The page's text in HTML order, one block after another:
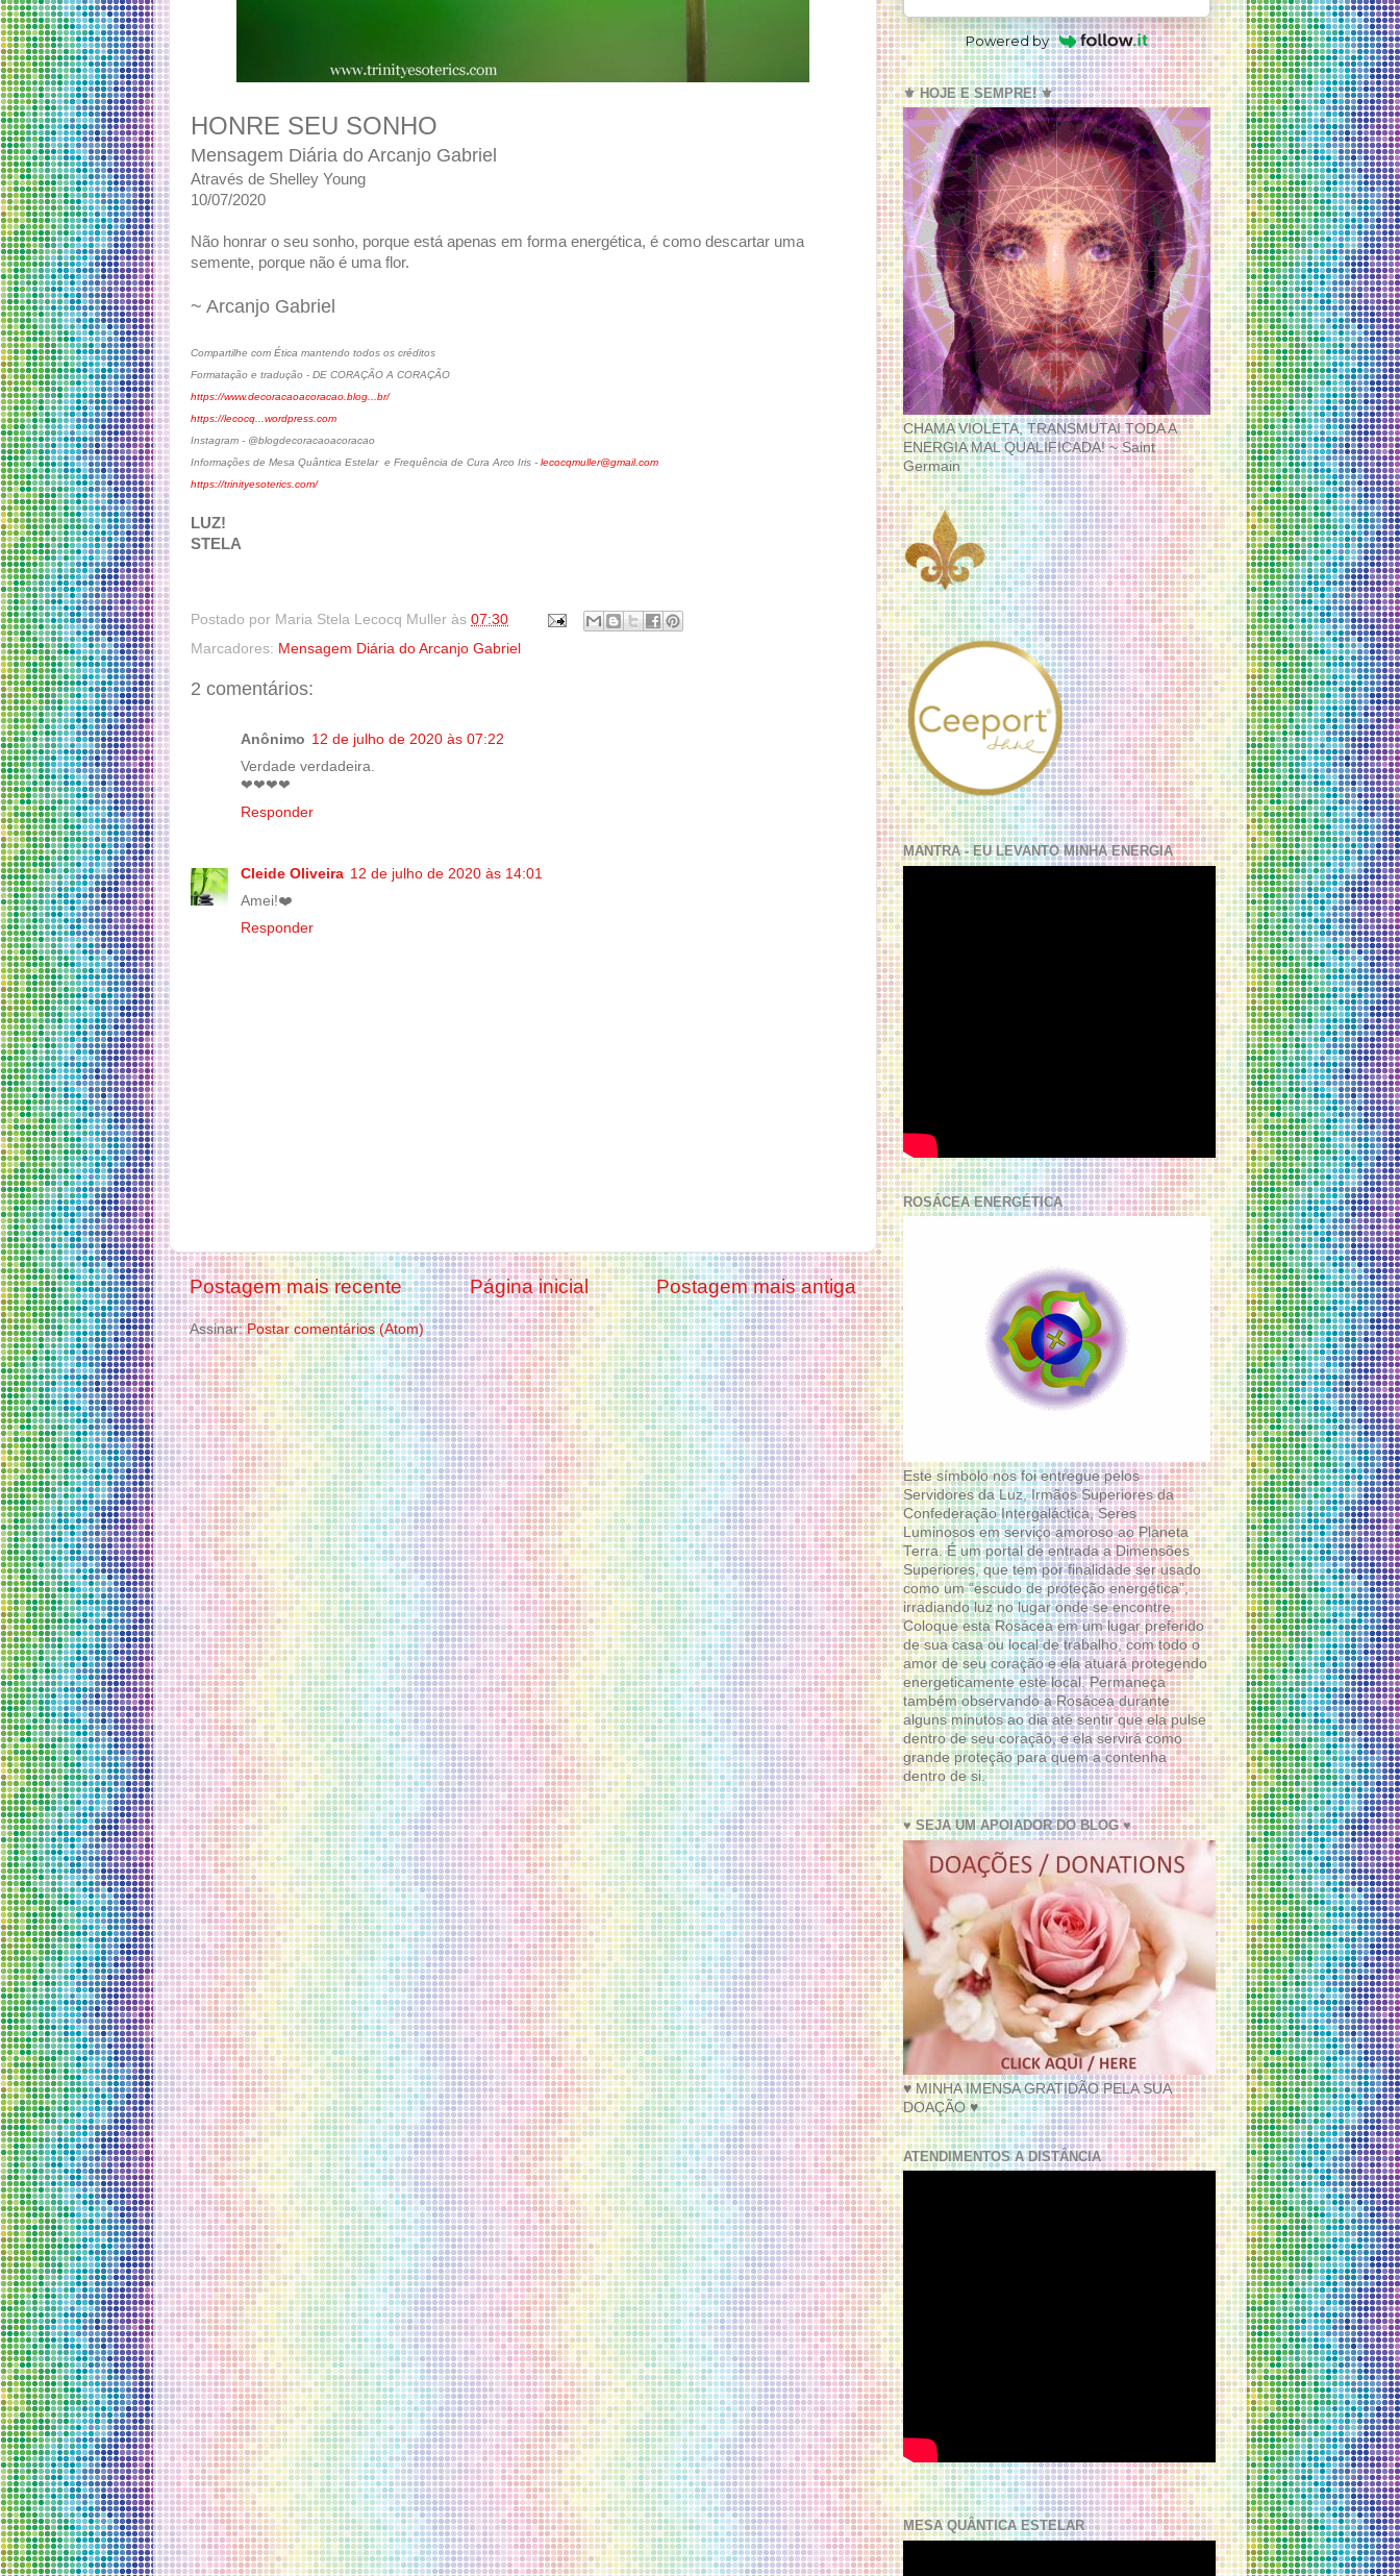
HONRE SEU SONHO
Mensagem Diária do Arcanjo Gabriel
Através de Shelley Young
10/07/2020
Não honrar o seu sonho, porque está apenas em forma energética, é como descartar uma
semente, porque não é uma flor.
~ Arcanjo Gabriel
Compartilhe com Ética mantendo todos os créditos
Formatação e tradução - DE CORAÇÃO A CORAÇÃO
https://www.decoracaoacoracao.blog...br/
https://lecocq...wordpress.com
Instagram - @blogdecoracaoacoracao
Informações de Mesa Quântica Estelar e Frequência de Cura Arco Iris - lecocqmuller@gmail.com
https://trinityesoterics.com/
LUZ!
STELA
Postado por Maria Stela Lecocq Muller às 07:30
Marcadores: Mensagem Diária do Arcanjo Gabriel
2 comentários:
Anônimo 12 de julho de 2020 às 07:22
Verdade verdadeira.
❤❤❤❤
Responder
Cleide Oliveira 12 de julho de 2020 às 14:01
Amei!❤️️
Responder
Postagem mais recente Postagem mais antiga
Página inicial
Assinar:Postar comentários (Atom)
Powered by
⚜️ HOJE E SEMPRE! ⚜️
CHAMA VIOLETA, TRANSMUTAI TODA A
ENERGIA MAL QUALIFICADA! ~ Saint
Germain
MANTRA - EU LEVANTO MINHA ENERGIA
ROSÁCEA ENERGÉTICA
Este símbolo nos foi entregue pelos
Servidores da Luz, Irmãos Superiores da
Confederação Intergaláctica, Seres
Luminosos em serviço amoroso ao Planeta
Terra. É um portal de entrada a Dimensões
Superiores, que tem por finalidade ser usado
como um “escudo de proteção energética”,
irradiando luz no lugar onde se encontre.
Coloque esta Rosácea em um lugar preferido
de sua casa ou local de trabalho, com todo o
amor de seu coração e ela atuará protegendo
energeticamente este local. Permaneça
também observando a Rosácea durante
alguns minutos ao dia até sentir que ela pulse
dentro de seu coração, e ela servirá como
grande proteção para quem a contenha
dentro de si.
♥ SEJA UM APOIADOR DO BLOG ♥
♥ MINHA IMENSA GRATIDÃO PELA SUA
DOAÇÃO ♥
ATENDIMENTOS A DISTÂNCIA
MESA QUÂNTICA ESTELAR